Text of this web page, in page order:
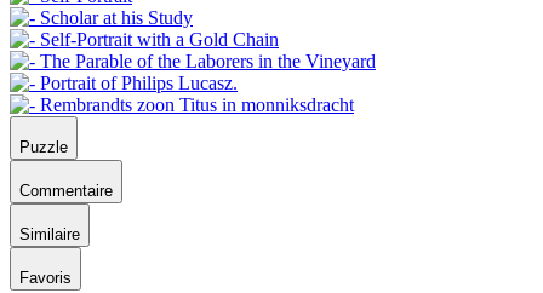
Puzzle
Commentaire
Similaire
Favoris